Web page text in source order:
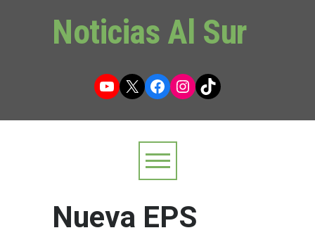
Noticias Al Sur
YouTube
X Facebook
Instagram
TikTok
Nueva EPS